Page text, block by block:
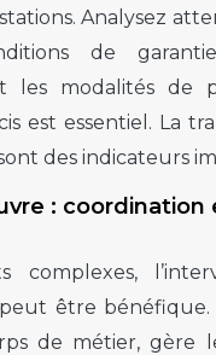
Analysez
de
les modalités de
est essentiel. La
des indicateurs
: coordination
complexes,
être bénéfique.
de métier, gère